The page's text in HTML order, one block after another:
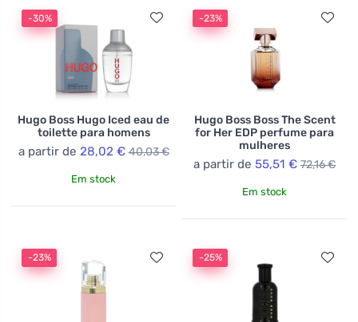
-30%
Hugo Boss Hugo Iced eau de
toilette para homens
a partir de 28,02 € 40,03 €
Em stock
-23%
Hugo Boss Boss The Scent
for Her EDP perfume para
mulheres
a partir de 55,51 € 72,16 €
Em stock
-23% -25%